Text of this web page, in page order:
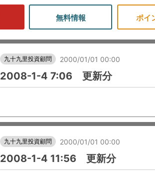
無料情報 ポイ
九十九里投資顧問 2000/01/01 00:00
2008-1-4 7:06 更新分
九十九里投資顧問 2000/01/01 00:00
2008-1-4 11:56 更新分